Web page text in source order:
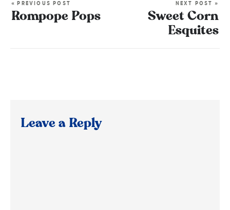
« PREVIOUS POST
Rompope Pops
NEXT POST »
Sweet Corn
Esquites
Leave a Reply